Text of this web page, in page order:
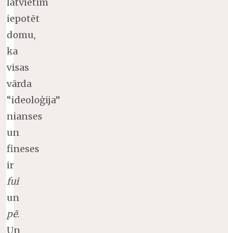
latvietim
iepotēt
domu,
ka
visas
vārda
“ideoloģija”
nianses
un
fineses
ir
fui
un
pē.
Un